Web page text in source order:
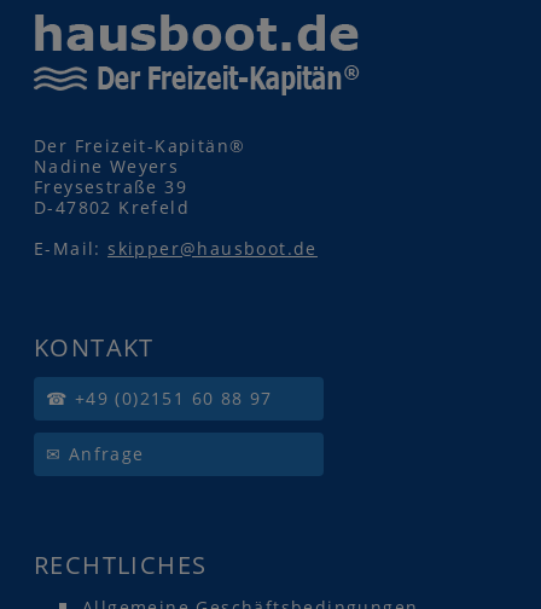
Der Freizeit-Kapitän®
Nadine Weyers
Freysestraße 39
D-47802 Krefeld
E-Mail: skipper@hausboot.de
KONTAKT
☎ +49 (0)2151 60 88 97
✉ Anfrage
RECHTLICHES